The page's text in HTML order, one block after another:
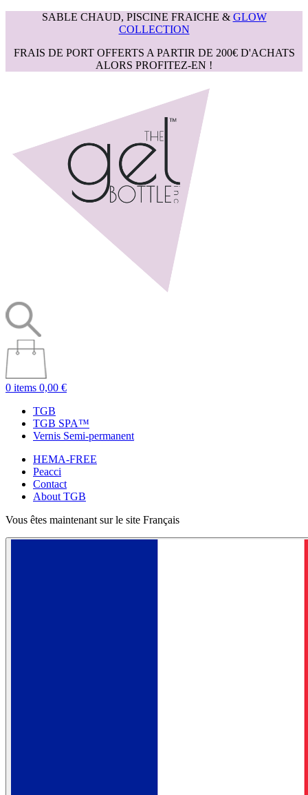
SABLE CHAUD, PISCINE FRAICHE & GLOW
COLLECTION
FRAIS DE PORT OFFERTS A PARTIR DE 200€ D'ACHATS
ALORS PROFITEZ-EN !
0 items 0,00 €
TGB
TGB SPA™
Vernis Semi-permanent
HEMA-FREE
Peacci
Contact
About TGB
Vous êtes maintenant sur le site Français